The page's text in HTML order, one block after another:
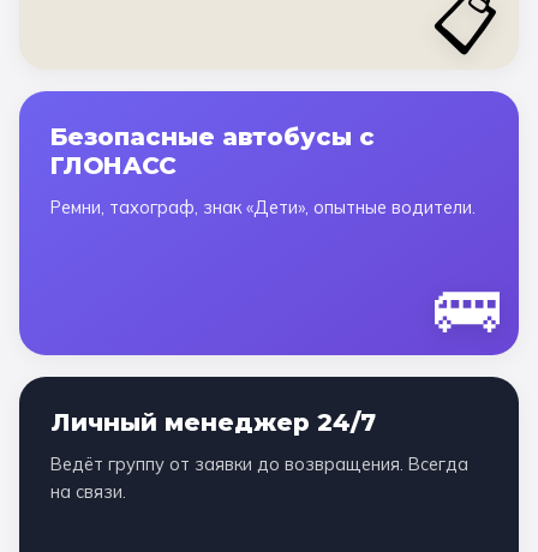
📋
Безопасные автобусы с
ГЛОНАСС
Ремни, тахограф, знак «Дети», опытные водители.
🚌
Личный менеджер 24/7
Ведёт группу от заявки до возвращения. Всегда
на связи.